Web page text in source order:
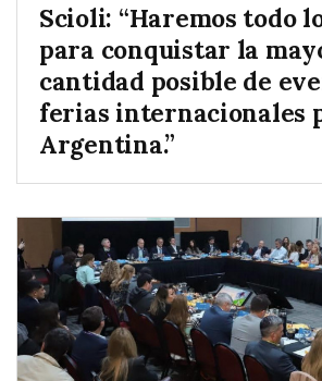
Scioli: “Haremos todo
para conquistar la
cantidad posible de
ferias internacionales
Argentina.”